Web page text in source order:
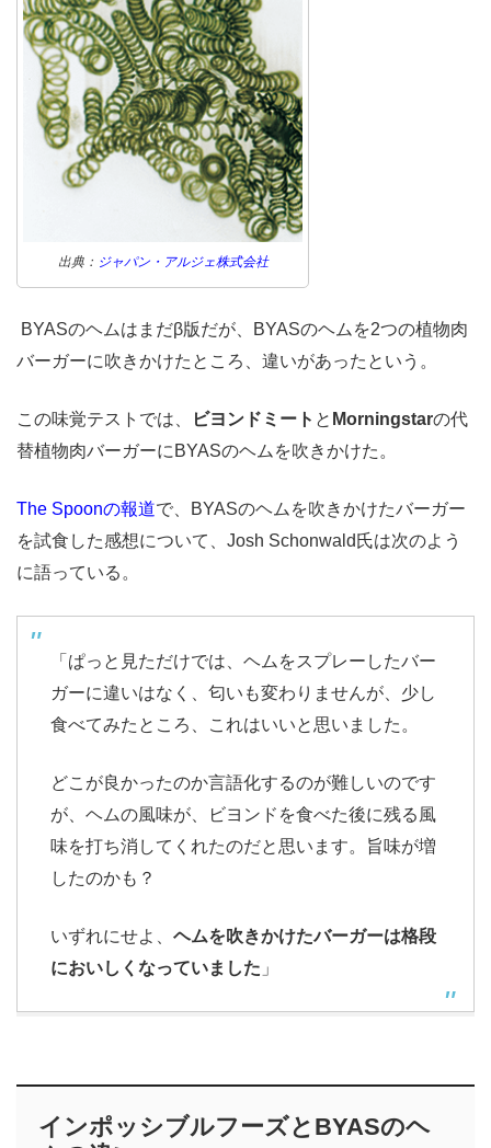
出典： ジャパン・アルジェ株式会社
BYASのヘムはまだβ版だが、BYASのヘムを2つの植物肉
バーガーに吹きかけたところ、違いがあったという。
この味覚テストでは、 ビヨンドミート と Morningstarの代
替植物肉バーガーにBYASのヘムを吹きかけた。
The Spoonの報道で、BYASのヘムを吹きかけたバーガー
を試食した感想について、Josh Schonwald氏は次のよう
に語っている。
「ぱっと見ただけでは、ヘムをスプレーしたバー
ガーに違いはなく、匂いも変わりませんが、少し
食べてみたところ、これはいいと思いました。
どこが良かったのか言語化するのが難しいのです
が、ヘムの風味が、ビヨンドを食べた後に残る風
味を打ち消してくれたのだと思います。旨味が増
したのかも？
いずれにせよ、 ヘムを吹きかけたバーガーは格段
においしくなっていました 」
インポッシブルフーズとBYASのヘ